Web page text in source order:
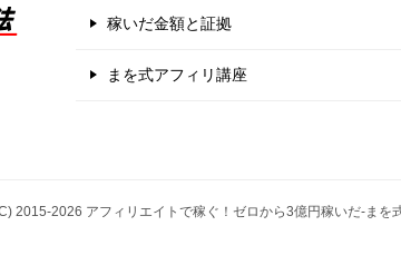
稼いだ金額と証拠
まを式アフィリ講座
2015-2026 アフィリエイトで稼ぐ！ゼロから3億円稼いだ-まを